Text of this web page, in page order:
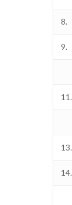
8.
9.
11.
13.
14.